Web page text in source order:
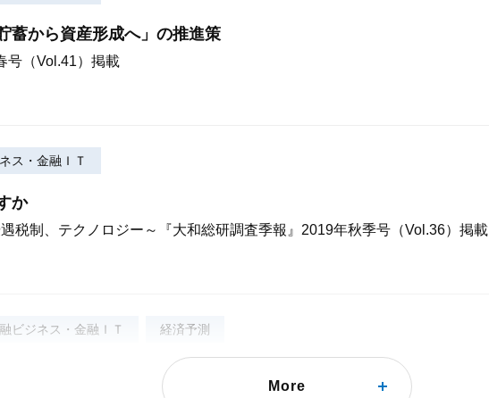
蓄から資産形成へ」の推進策
号（Vol.41）掲載
ス・金融ＩＴ
か
税制、テクノロジー～『大和総研調査季報』2019年秋季号（Vol.36）掲載
ビジネス・金融ＩＴ 経済予測
More